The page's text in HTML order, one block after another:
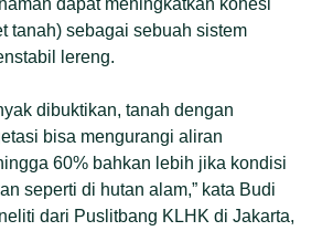
tanah) sebagai sebuah sistem
lereng.
dibuktikan, tanah dengan
bisa mengurangi aliran
60% bahkan lebih jika kondisi
seperti di hutan alam,” kata Budi
dari Puslitbang KLHK di Jakarta,